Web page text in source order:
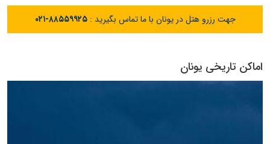
جهت رزرو هتل در یونان با ما تماس بگیرید :۰۲۱-۸۸۵۵۹۹۲۵
اماکن تاریخی یونان